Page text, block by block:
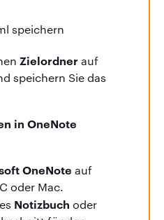
Zielordnerauf
speichern Sie das
in OneNote
OneNote auf
oder Mac.
Notizbuch oder